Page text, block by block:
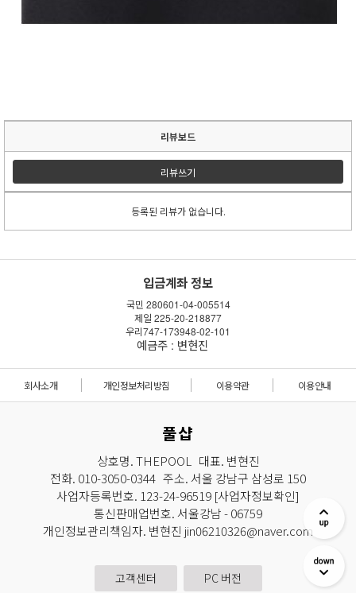
리뷰보드
리뷰쓰기
등록된 리뷰가 없습니다.
입금계좌 정보
국민 280601-04-005514
제일 225-20-218877
우리747-173948-02-101
예금주 : 변현진
회사소개 개인정보처리방침 이용약관 이용안내
풀샵
상호명. THEPOOL 대표. 변현진
전화. 010-3050-0344 주소. 서울 강남구 삼성로 150
사업자등록번호. 123-24-96519 [사업자정보확인]
통신판매업번호. 서울강남 - 06759
개인정보관리책임자. 변현진 jin06210326@naver.com
고객센터 PC 버전